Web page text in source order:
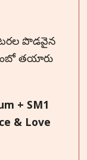
పొడవైన
తయారు
+ SM1
& Love